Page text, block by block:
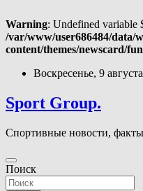
Warning: Undefined variable
/var/www/user686484/data/
content/themes/newscard/
Перейти
содержимому
Воскресенье, 9
Sport Group.
Спортивные новости,
Поиск